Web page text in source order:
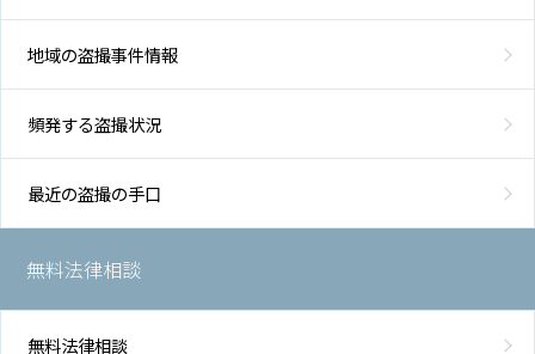
地域の盗撮事件情報
頻発する盗撮状況
最近の盗撮の手口
無料法律相談
無料法律相談